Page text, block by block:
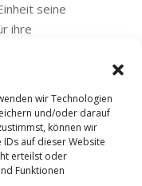
wir Technologien
und/oder darauf
können wir
auf dieser Website
erteilst oder
Funktionen
seine
ihre
Innenminister
seiner Rede die
für die
Nürnberg
Beitrag